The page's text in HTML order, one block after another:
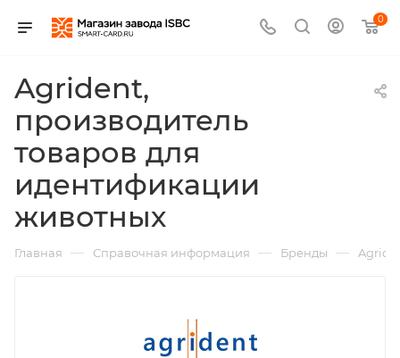
0
Agrident,
производитель
товаров для
идентификации
животных
Главная — Справочная информация — Бренды —